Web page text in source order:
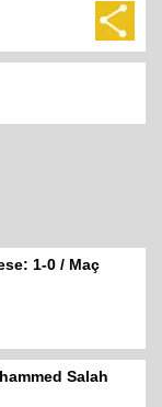
1-0 / Maç
Salah